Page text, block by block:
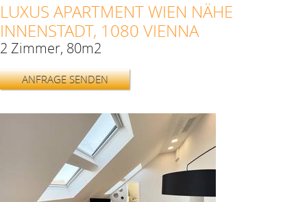
LUXUS APARTMENT WIEN NÄHE
INNENSTADT, 1080 VIENNA
2 Zimmer, 80m2
ANFRAGE SENDEN